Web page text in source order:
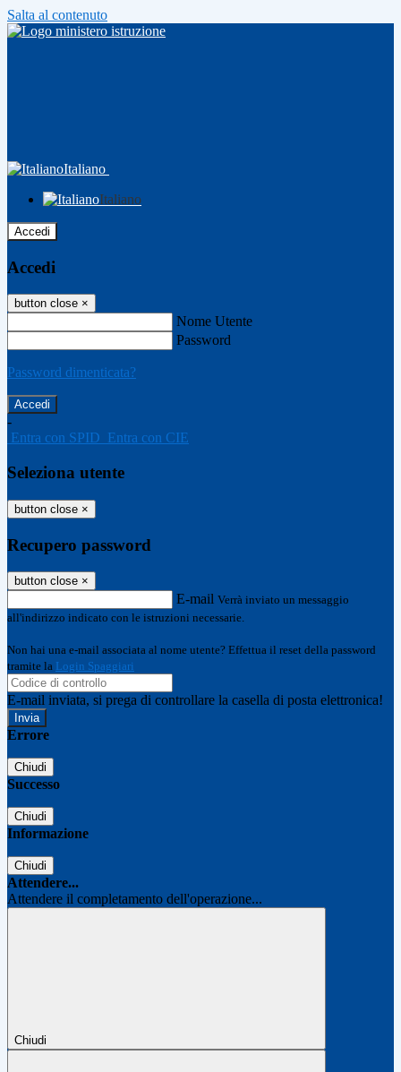
Salta al contenuto
Italiano
Italiano
Accedi
Accedi
button close ×
Nome Utente
Password
Password dimenticata?
-
Entra con SPID Entra con CIE
Seleziona utente
button close ×
Recupero password
button close ×
E-mail Verrà inviato un messaggio
all'indirizzo indicato con le istruzioni necessarie.
Non hai una e-mail associata al nome utente? Effettua il reset della password
tramite la Login Spaggiari
E-mail inviata, si prega di controllare la casella di posta elettronica!
Errore
Chiudi
Successo
Chiudi
Informazione
Chiudi
Attendere...
Attendere il completamento dell'operazione...
Chiudi